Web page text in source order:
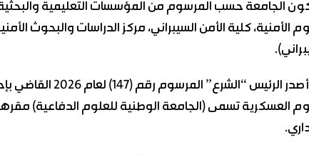
الجامعة حسب المرسوم من المؤسسات التعليمية والبحثية
الأمنية، كلية الأمن السيبراني، مركز الدراسات والبحوث
كما أصدر الرئيس
العسكرية تسمى (الجامعة الوطنية للعلوم الدفاعية)